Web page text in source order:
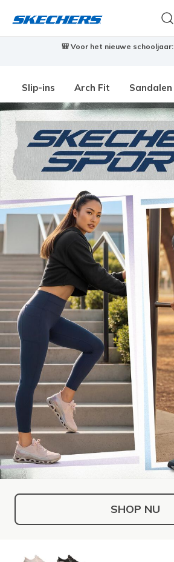
🎒 Voor het nieuwe schooljaar:
Slip-ins Arch Fit Sandalen
SHOP NU